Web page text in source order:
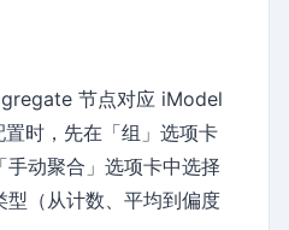
节点对应 iModel
置时，先在「组」选项卡
手动聚合」选项卡中选择
型（从计数、平均到偏度